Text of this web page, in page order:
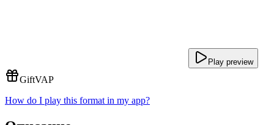
Play preview
GiftVAP
How do I play this format in my app?